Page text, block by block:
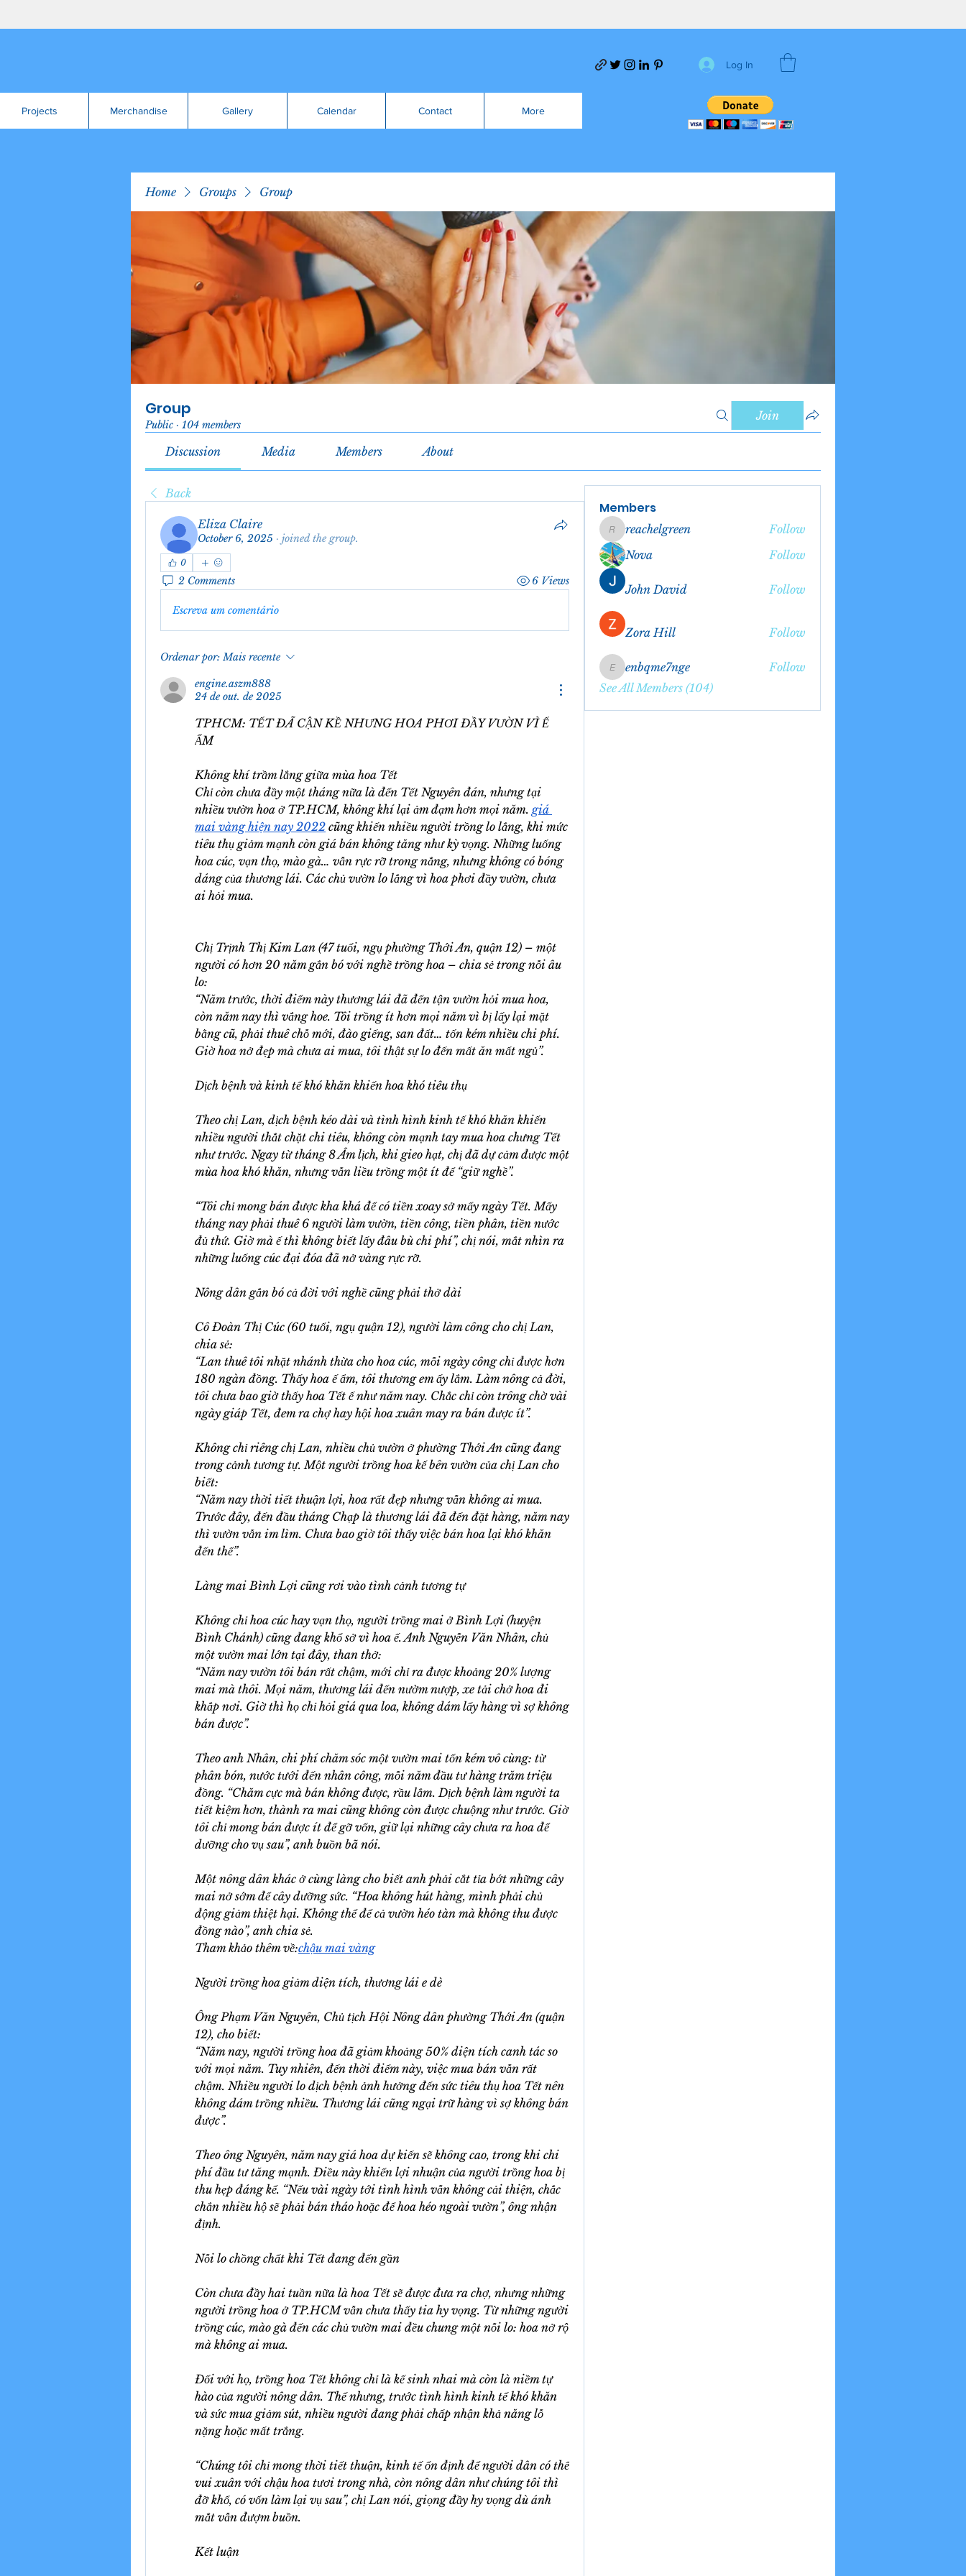
Log In
Projects Merchandise Gallery Calendar Contact More
Home Groups Group
Group
Public · 104 members
Join
Discussion Media Members About
Back
Eliza Claire
October 6, 2025 · joined the group.
0
2 Comments 6 Views
Escreva um comentário
Ordenar por: Mais recente
engine.aszm888
24 de out. de 2025
TPHCM: TẾT ĐÃ CẬN KỀ NHƯNG HOA PHƠI ĐẦY VƯỜN VÌ Ế
ẨM
Không khí trầm lắng giữa mùa hoa Tết
Chỉ còn chưa đầy một tháng nữa là đến Tết Nguyên đán, nhưng tại
nhiều vườn hoa ở TP.HCM, không khí lại ảm đạm hơn mọi năm. giá
mai vàng hiện nay 2022 cũng khiến nhiều người trồng lo lắng, khi mức
tiêu thụ giảm mạnh còn giá bán không tăng như kỳ vọng. Những luống
hoa cúc, vạn thọ, mào gà… vẫn rực rỡ trong nắng, nhưng không có bóng
dáng của thương lái. Các chủ vườn lo lắng vì hoa phơi đầy vườn, chưa
ai hỏi mua.
Chị Trịnh Thị Kim Lan (47 tuổi, ngụ phường Thới An, quận 12) – một
người có hơn 20 năm gắn bó với nghề trồng hoa – chia sẻ trong nỗi âu
lo:
“Năm trước, thời điểm này thương lái đã đến tận vườn hỏi mua hoa,
còn năm nay thì vắng hoe. Tôi trồng ít hơn mọi năm vì bị lấy lại mặt
bằng cũ, phải thuê chỗ mới, đào giếng, san đất… tốn kém nhiều chi phí.
Giờ hoa nở đẹp mà chưa ai mua, tôi thật sự lo đến mất ăn mất ngủ”.
Dịch bệnh và kinh tế khó khăn khiến hoa khó tiêu thụ
Theo chị Lan, dịch bệnh kéo dài và tình hình kinh tế khó khăn khiến
nhiều người thắt chặt chi tiêu, không còn mạnh tay mua hoa chưng Tết
như trước. Ngay từ tháng 8 Âm lịch, khi gieo hạt, chị đã dự cảm được một
mùa hoa khó khăn, nhưng vẫn liều trồng một ít để “giữ nghề”.
“Tôi chỉ mong bán được kha khá để có tiền xoay sở mấy ngày Tết. Mấy
tháng nay phải thuê 6 người làm vườn, tiền công, tiền phân, tiền nước
đủ thứ. Giờ mà ế thì không biết lấy đâu bù chi phí”, chị nói, mắt nhìn ra
những luống cúc đại đóa đã nở vàng rực rỡ.
Nông dân gắn bó cả đời với nghề cũng phải thở dài
Cô Đoàn Thị Cúc (60 tuổi, ngụ quận 12), người làm công cho chị Lan,
chia sẻ:
“Lan thuê tôi nhặt nhánh thừa cho hoa cúc, mỗi ngày công chỉ được hơn
180 ngàn đồng. Thấy hoa ế ẩm, tôi thương em ấy lắm. Làm nông cả đời,
tôi chưa bao giờ thấy hoa Tết ế như năm nay. Chắc chỉ còn trông chờ vài
ngày giáp Tết, đem ra chợ hay hội hoa xuân may ra bán được ít”.
Không chỉ riêng chị Lan, nhiều chủ vườn ở phường Thới An cũng đang
trong cảnh tương tự. Một người trồng hoa kế bên vườn của chị Lan cho
biết:
“Năm nay thời tiết thuận lợi, hoa rất đẹp nhưng vẫn không ai mua.
Trước đây, đến đầu tháng Chạp là thương lái đã đến đặt hàng, năm nay
thì vườn vẫn im lìm. Chưa bao giờ tôi thấy việc bán hoa lại khó khăn
đến thế”.
Làng mai Bình Lợi cũng rơi vào tình cảnh tương tự
Không chỉ hoa cúc hay vạn thọ, người trồng mai ở Bình Lợi (huyện
Bình Chánh) cũng đang khổ sở vì hoa ế. Anh Nguyễn Văn Nhân, chủ
một vườn mai lớn tại đây, than thở:
“Năm nay vườn tôi bán rất chậm, mới chỉ ra được khoảng 20% lượng
mai mà thôi. Mọi năm, thương lái đến nườm nượp, xe tải chở hoa đi
khắp nơi. Giờ thì họ chỉ hỏi giá qua loa, không dám lấy hàng vì sợ không
bán được”.
Theo anh Nhân, chi phí chăm sóc một vườn mai tốn kém vô cùng: từ
phân bón, nước tưới đến nhân công, mỗi năm đầu tư hàng trăm triệu
đồng. “Chăm cực mà bán không được, rầu lắm. Dịch bệnh làm người ta
tiết kiệm hơn, thành ra mai cũng không còn được chuộng như trước. Giờ
tôi chỉ mong bán được ít để gỡ vốn, giữ lại những cây chưa ra hoa để
dưỡng cho vụ sau”, anh buồn bã nói.
Một nông dân khác ở cùng làng cho biết anh phải cắt tỉa bớt những cây
mai nở sớm để cây dưỡng sức. “Hoa không hút hàng, mình phải chủ
động giảm thiệt hại. Không thể để cả vườn héo tàn mà không thu được
đồng nào”, anh chia sẻ.
Tham khảo thêm về:chậu mai vàng
Người trồng hoa giảm diện tích, thương lái e dè
Ông Phạm Văn Nguyên, Chủ tịch Hội Nông dân phường Thới An (quận
12), cho biết:
“Năm nay, người trồng hoa đã giảm khoảng 50% diện tích canh tác so
với mọi năm. Tuy nhiên, đến thời điểm này, việc mua bán vẫn rất
chậm. Nhiều người lo dịch bệnh ảnh hưởng đến sức tiêu thụ hoa Tết nên
không dám trồng nhiều. Thương lái cũng ngại trữ hàng vì sợ không bán
được”.
Theo ông Nguyên, năm nay giá hoa dự kiến sẽ không cao, trong khi chi
phí đầu tư tăng mạnh. Điều này khiến lợi nhuận của người trồng hoa bị
thu hẹp đáng kể. “Nếu vài ngày tới tình hình vẫn không cải thiện, chắc
chắn nhiều hộ sẽ phải bán tháo hoặc để hoa héo ngoài vườn”, ông nhận
định.
Nỗi lo chồng chất khi Tết đang đến gần
Còn chưa đầy hai tuần nữa là hoa Tết sẽ được đưa ra chợ, nhưng những
người trồng hoa ở TP.HCM vẫn chưa thấy tia hy vọng. Từ những người
trồng cúc, mào gà đến các chủ vườn mai đều chung một nỗi lo: hoa nở rộ
mà không ai mua.
Đối với họ, trồng hoa Tết không chỉ là kế sinh nhai mà còn là niềm tự
hào của người nông dân. Thế nhưng, trước tình hình kinh tế khó khăn
và sức mua giảm sút, nhiều người đang phải chấp nhận khả năng lỗ
nặng hoặc mất trắng.
“Chúng tôi chỉ mong thời tiết thuận, kinh tế ổn định để người dân có thể
vui xuân với chậu hoa tươi trong nhà, còn nông dân như chúng tôi thì
đỡ khổ, có vốn làm lại vụ sau”, chị Lan nói, giọng đầy hy vọng dù ánh
mắt vẫn đượm buồn.
Kết luận
Members
reachelgreen
reachelgreen
Follow
Nova
Follow
John David Follow
Zora Hill Follow
enbqme7nge
enbqme7nge
Follow
See All Members (104)